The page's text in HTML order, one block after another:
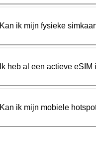
Kan ik mijn fysieke
Ik heb al een actieve
Kan ik mijn mobiele